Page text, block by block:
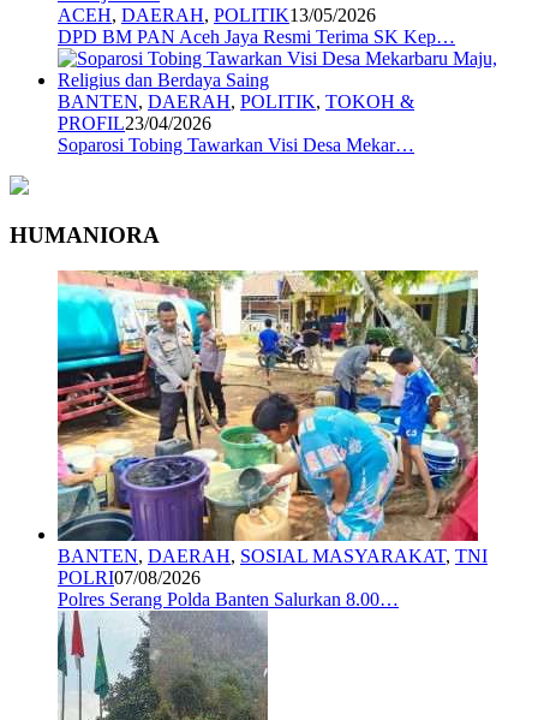
ACEH, DAERAH, POLITIK13/05/2026
DPD BM PAN Aceh Jaya Resmi Terima SK Kep…
BANTEN, DAERAH, POLITIK, TOKOH &
PROFIL23/04/2026
Soparosi Tobing Tawarkan Visi Desa Mekar…
HUMANIORA
BANTEN, DAERAH, SOSIAL MASYARAKAT, TNI
POLRI07/08/2026
Polres Serang Polda Banten Salurkan 8.00…